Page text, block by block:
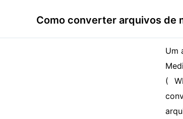
Como converter arquivos de
Um
(